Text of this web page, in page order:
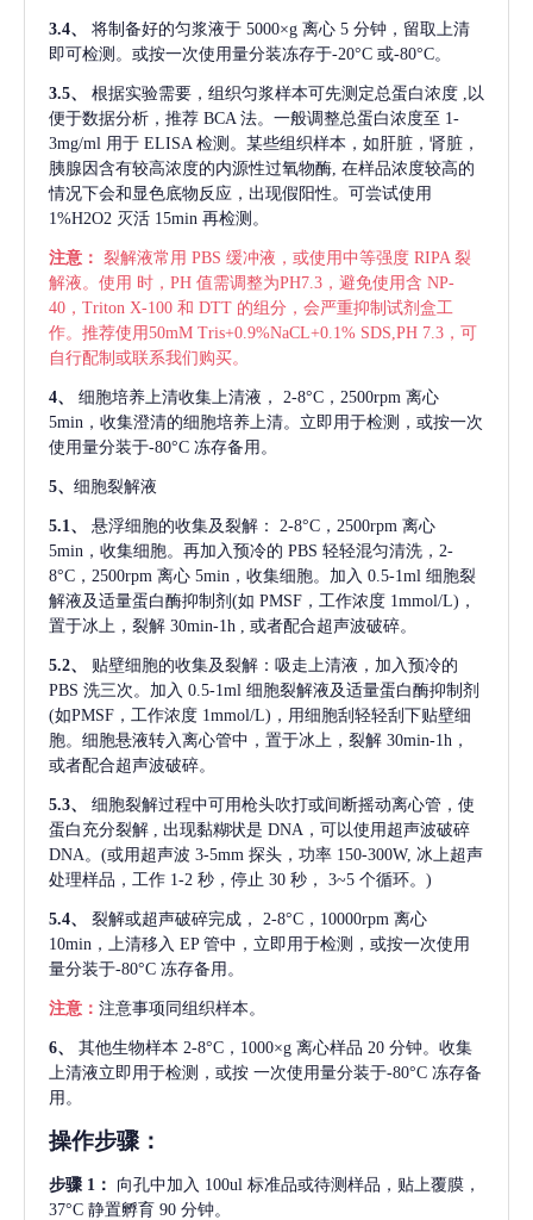
3.4、 将制备好的匀浆液于 5000×g 离心 5 分钟，留取上清
即可检测。或按一次使用量分装冻存于-20°C 或-80°C。
3.5、 根据实验需要，组织匀浆样本可先测定总蛋白浓度
,以
便于数据分析，推荐 BCA 法。一般调整总蛋白浓度至 1-
3mg/ml 用于 ELISA 检测。某些组织样本，如肝脏，肾脏，
胰腺因含有较高浓度的内源性过氧物酶, 在样品浓度较高的
情况下会和显色底物反应，出现假阳性。可尝试使用
1%H2O2 灭活 15min 再检测。
注意： 裂解液常用 PBS 缓冲液，或使用中等强度 RIPA 裂
解液。使用 时，PH 值需调整为PH7.3，避免使用含 NP-
40，Triton X-100 和 DTT 的组分，会严重抑制试剂盒工
作。推荐使用50mM Tris+0.9%NaCL+0.1% SDS,PH 7.3，可
自行配制或联系我们购买。
4、 细胞培养上清收集上清液，
2-8°C，2500rpm 离心
5min，收集澄清的细胞培养上清。立即用于检测，或按一次
使用量分装于-80°C 冻存备用。
5、 细胞裂解液
5.1、 悬浮细胞的收集及裂解：
2-8°C，2500rpm 离心
5min，收集细胞。再加入预冷的 PBS 轻轻混匀清洗，2-
8°C，2500rpm 离心 5min，收集细胞。加入 0.5-1ml 细胞裂
解液及适量蛋白酶抑制剂(如 PMSF，工作浓度 1mmol/L)，
置于冰上，裂解 30min-1h , 或者配合超声波破碎。
5.2、
贴壁细胞的收集及裂解：吸走上清液，加入预冷的
PBS 洗三次。加入 0.5-1ml 细胞裂解液及适量蛋白酶抑制剂
(如PMSF，工作浓度 1mmol/L)，用细胞刮轻轻刮下贴壁细
胞。细胞悬液转入离心管中，置于冰上，裂解 30min-1h，
或者配合超声波破碎。
5.3、
细胞裂解过程中可用枪头吹打或间断摇动离心管，使
蛋白充分裂解
, 出现黏糊状是 DNA，可以使用超声波破碎
DNA。(或用超声波 3-5mm 探头，功率 150-300W, 冰上超声
处理样品，工作 1-2 秒，停止 30 秒， 3~5 个循环。)
5.4、 裂解或超声破碎完成，
2-8°C，10000rpm 离心
10min，上清移入 EP 管中，立即用于检测，或按一次使用
量分装于-80°C 冻存备用。
注意： 注意事项同组织样本。
6、 其他生物样本 2-8°C，1000×g 离心样品 20 分钟。收集
上清液立即用于检测，或按 一次使用量分装于-80°C 冻存备
用。
操作步骤：
步骤 1： 向孔中加入 100ul 标准品或待测样品，贴上覆膜，
37°C 静置孵育 90 分钟。